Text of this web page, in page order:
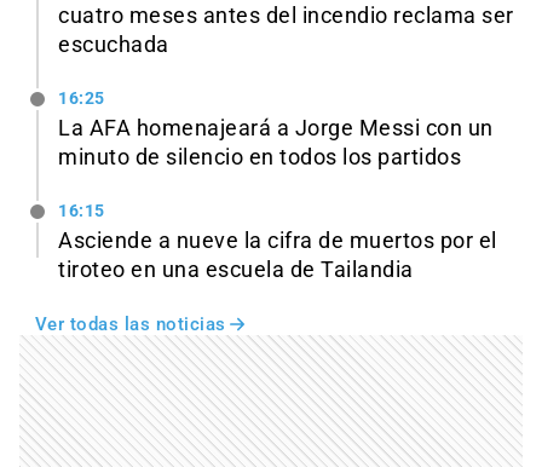
cuatro meses antes del incendio reclama ser
escuchada
16:25
La AFA homenajeará a Jorge Messi con un
minuto de silencio en todos los partidos
16:15
Asciende a nueve la cifra de muertos por el
tiroteo en una escuela de Tailandia
Ver todas las noticias